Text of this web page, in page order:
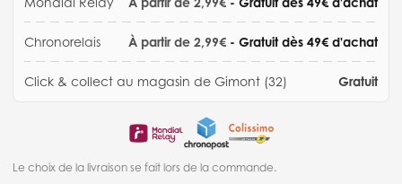
Chronorelais À partir de 2,99€ - Gratuit dès 49€ d'achat
Click & collect au magasin de Gimont (32) Gratuit
Le choix de la livraison se fait lors de la commande.